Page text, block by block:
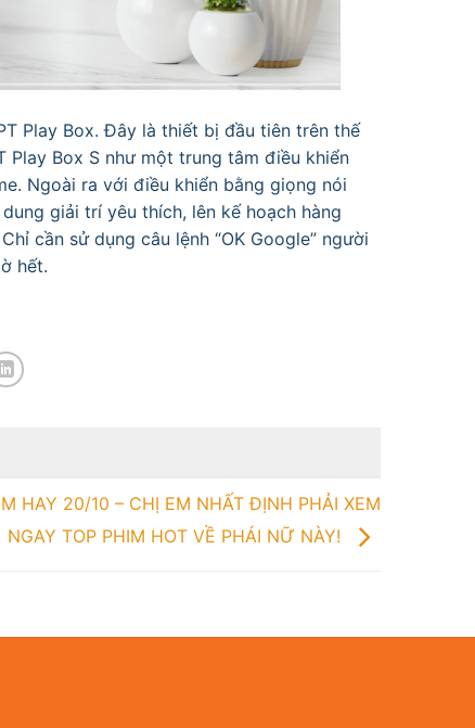
Play Box. Đây là thiết bị đầu tiên trên thế
Play Box S như một trung tâm điều khiển
Ngoài ra với điều khiển bằng giọng nói
giải trí yêu thích, lên kế hoạch hàng
cần sử dụng câu lệnh “OK Google” người
hết.
HAY 20/10 – CHỊ EM NHẤT ĐỊNH PHẢI XEM
NGAY TOP PHIM HOT VỀ PHÁI NỮ NÀY!